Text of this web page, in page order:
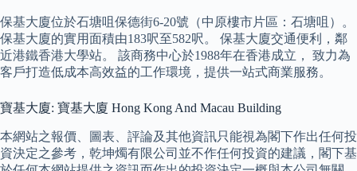
保基大廈位於石塘咀保德街6-20號（中原樓市片區：石塘咀）。
保基大廈的實用面積由183呎至582呎。 保基大廈交通便利，鄰
近港鐵香港大學站。 該商務中心於1988年在香港成立， 致力為
客戶打造低成本高效益的工作環境，提供一站式商業服務。
寶基大廈: 寶基大廈 Hong Kong And Macau Building
本網站之報價、圖表、評論及其他資訊只能視為閣下作出任何投
資決定之參考，乾坤燭有限公司並不作任何投資的建議，閣下基